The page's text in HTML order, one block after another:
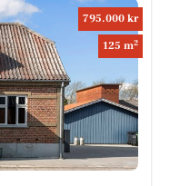
795.000 kr
125 m2